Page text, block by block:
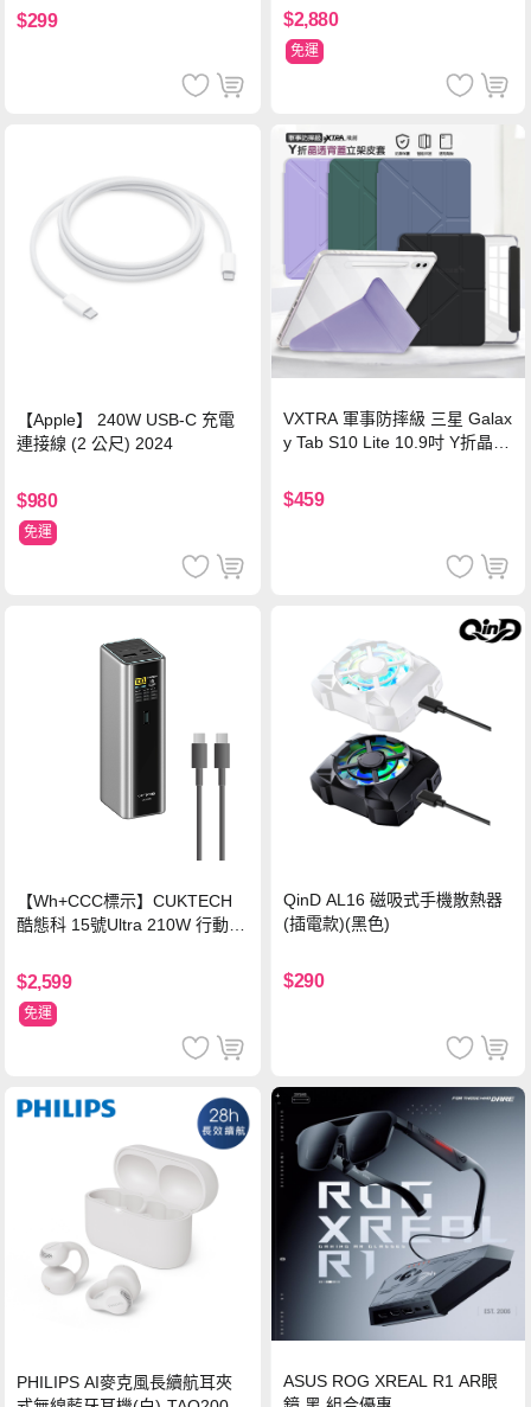
$299 $2,880
免運
【Apple】 240W USB-C 充電
連接線 (2 公尺) 2024
$980
免運
VXTRA 軍事防摔級 三星 Galax
y Tab S10 Lite 10.9吋 Y折晶透
$459
【Wh+CCC標示】CUKTECH
酷態科 15號Ultra 210W 行動電
$2,599
免運
QinD AL16 磁吸式手機散熱器
(插電款)(黑色)
$290
PHILIPS AI麥克風長續航耳夾
ASUS ROG XREAL R1 AR眼